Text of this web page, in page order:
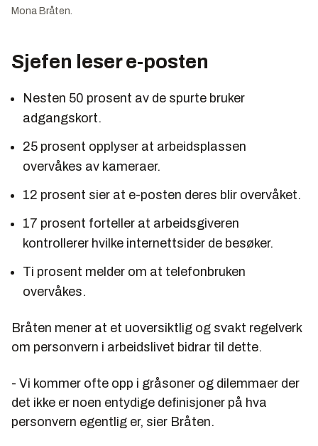
Mona Bråten.
Sjefen leser e-posten
Nesten 50 prosent av de spurte bruker
adgangskort.
25 prosent opplyser at arbeidsplassen
overvåkes av kameraer.
12 prosent sier at e-posten deres blir overvåket.
17 prosent forteller at arbeidsgiveren
kontrollerer hvilke internettsider de besøker.
Ti prosent melder om at telefonbruken
overvåkes.
Bråten mener at et uoversiktlig og svakt regelverk
om personvern i arbeidslivet bidrar til dette.
- Vi kommer ofte opp i gråsoner og dilemmaer der
det ikke er noen entydige definisjoner på hva
personvern egentlig er, sier Bråten.